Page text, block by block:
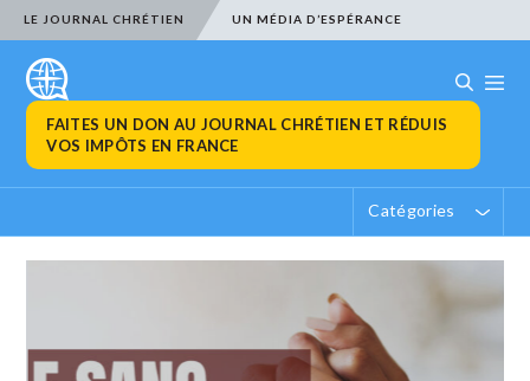
LE JOURNAL CHRÉTIEN UN MÉDIA D’ESPÉRANCE
FAITES UN DON AU JOURNAL CHRÉTIEN ET RÉDUIS
VOS IMPÔTS EN FRANCE
Catégories